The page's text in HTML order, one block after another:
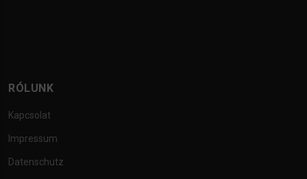
RÓLUNK
Kapcsolat
Impressum
Datenschutz